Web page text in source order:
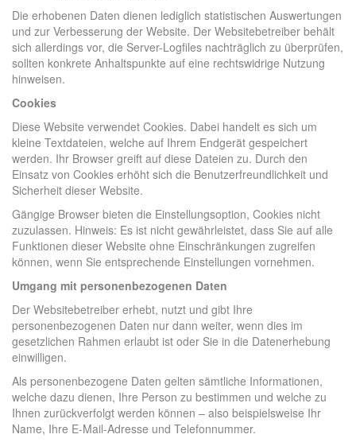
Die erhobenen Daten dienen lediglich statistischen Auswertungen
und zur Verbesserung der Website. Der Websitebetreiber behält
sich allerdings vor, die Server-Logfiles nachträglich zu überprüfen,
sollten konkrete Anhaltspunkte auf eine rechtswidrige Nutzung
hinweisen.
Cookies
Diese Website verwendet Cookies. Dabei handelt es sich um
kleine Textdateien, welche auf Ihrem Endgerät gespeichert
werden. Ihr Browser greift auf diese Dateien zu. Durch den
Einsatz von Cookies erhöht sich die Benutzerfreundlichkeit und
Sicherheit dieser Website.
Gängige Browser bieten die Einstellungsoption, Cookies nicht
zuzulassen. Hinweis: Es ist nicht gewährleistet, dass Sie auf alle
Funktionen dieser Website ohne Einschränkungen zugreifen
können, wenn Sie entsprechende Einstellungen vornehmen.
Umgang mit personenbezogenen Daten
Der Websitebetreiber erhebt, nutzt und gibt Ihre
personenbezogenen Daten nur dann weiter, wenn dies im
gesetzlichen Rahmen erlaubt ist oder Sie in die Datenerhebung
einwilligen.
Als personenbezogene Daten gelten sämtliche Informationen,
welche dazu dienen, Ihre Person zu bestimmen und welche zu
Ihnen zurückverfolgt werden können – also beispielsweise Ihr
Name, Ihre E-Mail-Adresse und Telefonnummer.